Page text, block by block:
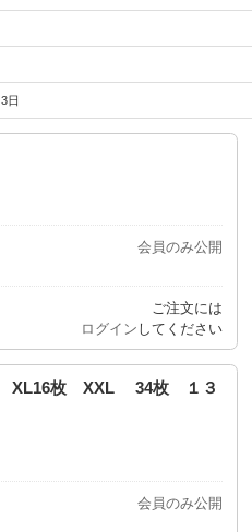
日
会員のみ公開
ご注文には
ログイン してください
XL16枚 XXL 34枚 １３
会員のみ公開